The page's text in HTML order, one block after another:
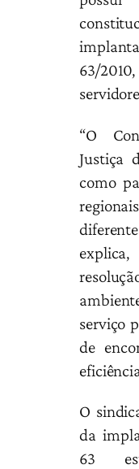
63/
“O
Justiça
como
serviço
de
O
da
63